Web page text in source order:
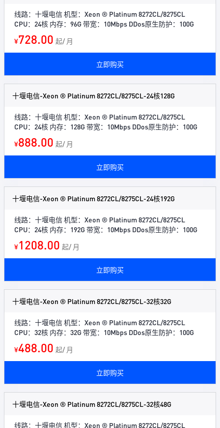
线路：十堰电信 机型：Xeon ® Platinum 8272CL/8275CL
CPU：24核 内存：96G 带宽：10Mbps DDos原生防护：100G
¥728.00 起/ 月
立即购买
十堰电信-Xeon ® Platinum 8272CL/8275CL-24核128G
线路：十堰电信 机型：Xeon ® Platinum 8272CL/8275CL
CPU：24核 内存：128G 带宽：10Mbps DDos原生防护：100G
¥888.00 起/ 月
立即购买
十堰电信-Xeon ® Platinum 8272CL/8275CL-24核192G
线路：十堰电信 机型：Xeon ® Platinum 8272CL/8275CL
CPU：24核 内存：192G 带宽：10Mbps DDos原生防护：100G
¥1208.00 起/ 月
立即购买
十堰电信-Xeon ® Platinum 8272CL/8275CL-32核32G
线路：十堰电信 机型：Xeon ® Platinum 8272CL/8275CL
CPU：32核 内存：32G 带宽：10Mbps DDos原生防护：100G
¥488.00 起/ 月
立即购买
十堰电信-Xeon ® Platinum 8272CL/8275CL-32核48G
线路：十堰电信 机型：Xeon ® Platinum 8272CL/8275CL